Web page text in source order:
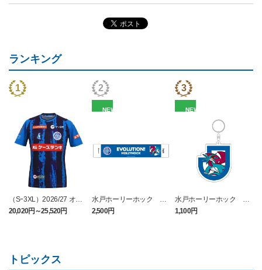
ランキング
（Sｰ3XL）2026/27 オー
センティックユニフォー
ム FP 1st
20,020円～25,520円
NEW
水戸ホーリーホック ボ
ーマンダ タオルマフラー
2,500円
NEW
水戸ホーリーホック ボ
ーマンダ キーホルダー
1,100円
トピックス